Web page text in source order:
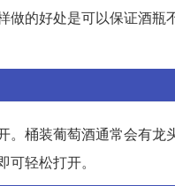
的好处是可以保证酒
桶装葡萄酒通常会有
轻松打开。